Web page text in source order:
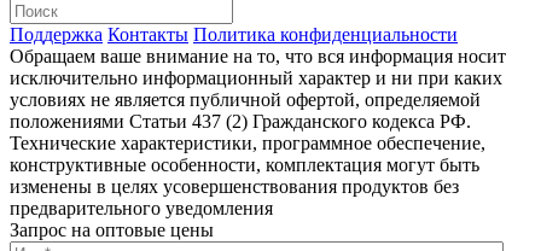
Поддержка Контакты Политика конфиденциальности
Обращаем ваше внимание на то, что вся информация носит
исключительно информационный характер и ни при каких
условиях не является публичной офертой, определяемой
положениями Статьи 437 (2) Гражданского кодекса РФ.
Технические характеристики, программное обеспечение,
конструктивные особенности, комплектация могут быть
изменены в целях усовершенствования продуктов без
предварительного уведомления
Запрос на оптовые цены